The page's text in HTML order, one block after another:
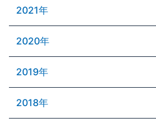
2021年
2020年
2019年
2018年